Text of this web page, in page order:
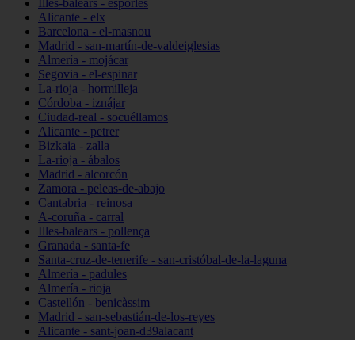
Illes-balears - esporles
Alicante - elx
Barcelona - el-masnou
Madrid - san-martín-de-valdeiglesias
Almería - mojácar
Segovia - el-espinar
La-rioja - hormilleja
Córdoba - iznájar
Ciudad-real - socuéllamos
Alicante - petrer
Bizkaia - zalla
La-rioja - ábalos
Madrid - alcorcón
Zamora - peleas-de-abajo
Cantabria - reinosa
A-coruña - carral
Illes-balears - pollença
Granada - santa-fe
Santa-cruz-de-tenerife - san-cristóbal-de-la-laguna
Almería - padules
Almería - rioja
Castellón - benicàssim
Madrid - san-sebastián-de-los-reyes
Alicante - sant-joan-d39alacant